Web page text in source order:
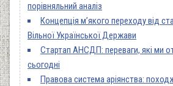
порівняльний аналіз
Концепція м’якого переходу від
Вільної Української Держави
Стартап АНСДП: переваги, які ми
сьогодні
Правова система аріянства: